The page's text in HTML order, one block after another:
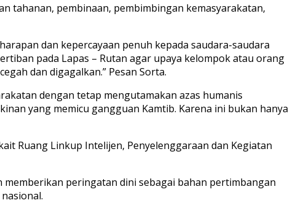
tahanan, pembinaan, pembimbingan kemasyarakatan,
dan kepercayaan penuh kepada saudara-saudara
pada Lapas – Rutan agar upaya kelompok atau orang
dan digagalkan.” Pesan Sorta.
dengan tetap mengutamakan azas humanis
yang memicu gangguan Kamtib. Karena ini bukan hanya
Ruang Linkup Intelijen, Penyelenggaraan dan Kegiatan
peringatan dini sebagai bahan pertimbangan